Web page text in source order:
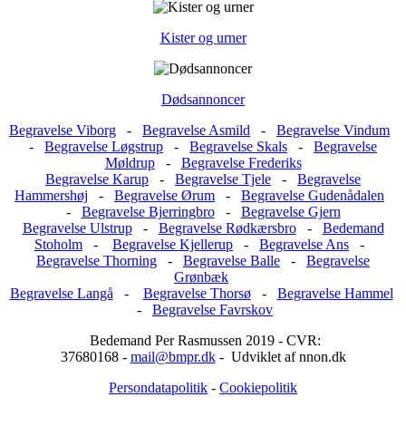
Kister og urner
Dødsannoncer
Begravelse Viborg - Begravelse Asmild - Begravelse Vindum
- Begravelse Løgstrup - Begravelse Skals - Begravelse
Møldrup- Begravelse Frederiks
Begravelse Karup - Begravelse Tjele - Begravelse
Hammershøj - Begravelse Ørum - Begravelse Gudenådalen
- Begravelse Bjerringbro- Begravelse Gjern
Begravelse Ulstrup- Begravelse Rødkærsbro- Bedemand
Stoholm - Begravelse Kjellerup - Begravelse Ans -
Begravelse Thorning - Begravelse Balle - Begravelse
Grønbæk
Begravelse Langå - Begravelse Thorsø- Begravelse Hammel
- Begravelse Favrskov
Bedemand Per Rasmussen 2019 - CVR:
37680168 - mail@bmpr.dk- Udviklet af nnon.dk
Persondatapolitik - Cookiepolitik